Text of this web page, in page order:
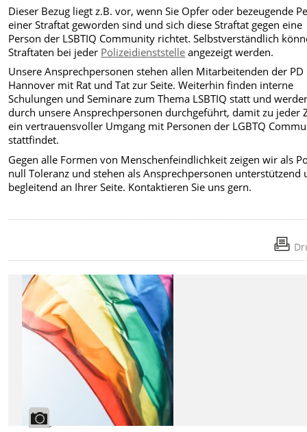
Dieser Bezug liegt z.B. vor, wenn Sie Opfer oder bezeugende
einer Straftat geworden sind und sich diese Straftat gegen eine
Person der LSBTIQ Community richtet. Selbstverständlich
Straftaten bei jeder Polizeidienststelle angezeigt werden.
Unsere Ansprechpersonen stehen allen Mitarbeitenden der PD
Hannover mit Rat und Tat zur Seite. Weiterhin finden interne
Schulungen und Seminare zum Thema LSBTIQ statt und
durch unsere Ansprechpersonen durchgeführt, damit zu jeder
ein vertrauensvoller Umgang mit Personen der LGBTQ
stattfindet.
Gegen alle Formen von Menschenfeindlichkeit zeigen wir als
null Toleranz und stehen als Ansprechpersonen unterstützend
begleitend an Ihrer Seite. Kontaktieren Sie uns gern.